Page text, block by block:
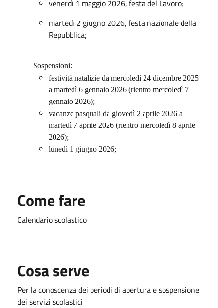
venerdì 1 maggio 2026, festa del Lavoro;
martedì 2 giugno 2026, festa nazionale della
Repubblica;
Sospensioni:
festività natalizie da mercoledì 24 dicembre 2025
a martedì 6 gennaio 2026 (rientro mercoledì 7
gennaio 2026);
vacanze pasquali da giovedì 2 aprile 2026 a
martedì 7 aprile 2026 (rientro mercoledì 8 aprile
2026);
lunedì 1 giugno 2026;
Come fare
Calendario scolastico
Cosa serve
Per la conoscenza dei periodi di apertura e sospensione
dei servizi scolastici